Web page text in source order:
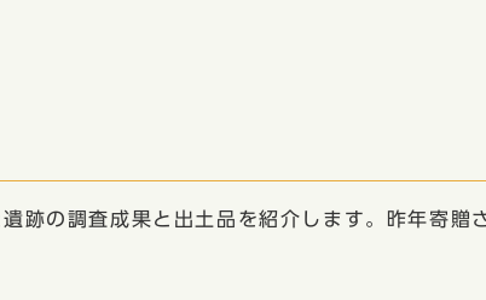
の調査成果と出土品を紹介します。昨年寄贈